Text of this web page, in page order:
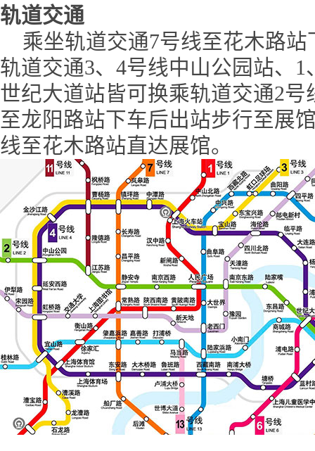
轨道交通
乘坐轨道交通7号线至花木路站
轨道交通3、4号线中山公园站、
世纪大道站皆可换乘轨道交通2
至龙阳路站下车后出站步行至展
线至花木路站直达展馆。